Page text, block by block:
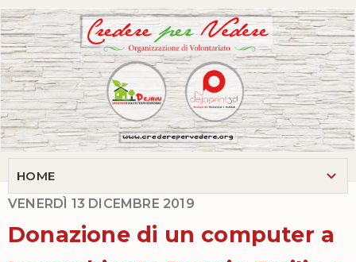
VENERDÌ 13 DICEMBRE 2019
Donazione di un computer a